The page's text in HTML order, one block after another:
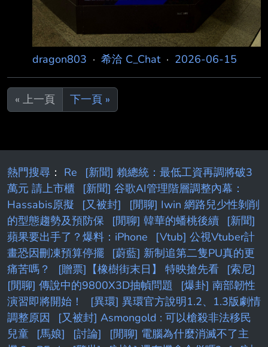
dragon803 · 希洽 C_Chat· 2026-06-15
« 上一頁 下一頁 »
熱門搜尋 ： Re
[新聞] 賴總統：最低工資再調將破3
萬元 請上市櫃
[新聞] 谷歌AI管理階層調整內幕：
Hassabis原擬
[又被封]
[閒聊] Iwin 網路兒少性剝削
的型態趨勢及預防保
[閒聊] 韓華的蟠桃後續
[新聞]
蘋果要出手了？爆料：iPhone
[Vtub] 公視Vtuber計
畫恐因刪凍預算停擺
[蔚藍] 新制追第二隻PU真的更
痛苦嗎？
[贈票]【橡樹街末日】 特映搶先看
[索尼]
[閒聊] 傳說中的9800X3D抽幀問題
[爆卦] 南部韌性
演習即將開始！
[異環] 異環官方說明1.2、1.3版劇情
調整原因
[又被封] Asmongold : 可以槍殺非法移民
兒童
[馬娘] [討論]
[閒聊] 電腦為什麼消滅不了主